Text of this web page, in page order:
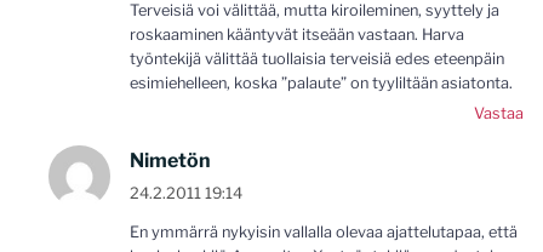
Terveisiä voi välittää, mutta kiroileminen, syyttely ja
roskaaminen kääntyvät itseään vastaan. Harva
työntekijä välittää tuollaisia terveisiä edes eteenpäin
esimiehelleen, koska ”palaute” on tyyliltään asiatonta.
Vastaa
Nimetön
24.2.2011 19:14
En ymmärrä nykyisin vallalla olevaa ajattelutapaa, että